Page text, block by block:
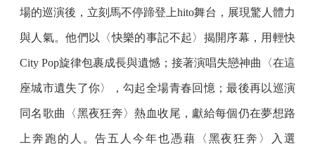
場的巡演後，立刻馬不停蹄登上hito舞台，展現驚人體力
與人氣。他們以〈快樂的事記不起〉揭開序幕，用輕快
City Pop旋律包裹成長與遺憾；接著演唱失戀神曲〈在這
座城市遺失了你〉，勾起全場青春回憶；最後再以巡演
同名歌曲〈黑夜狂奔〉熱血收尾，獻給每個仍在夢想路
上奔跑的人。告五人今年也憑藉〈黑夜狂奔〉入選